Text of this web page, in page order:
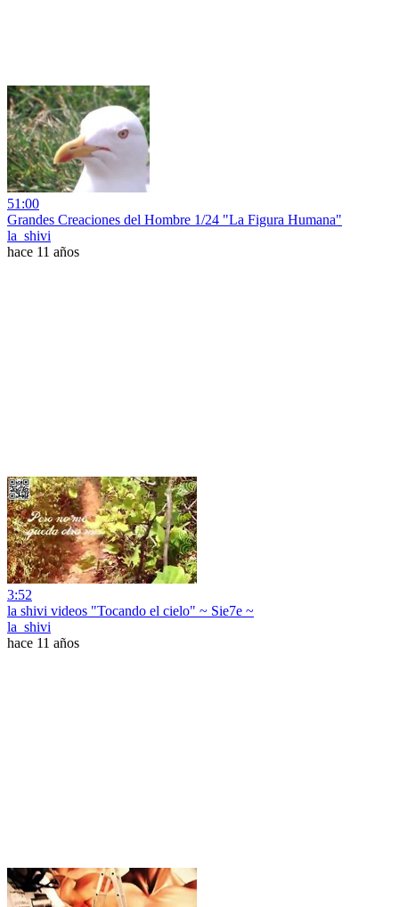
51:00
Grandes Creaciones del Hombre 1/24 "La Figura Humana"
la_shivi
hace 11 años
3:52
la shivi videos "Tocando el cielo" ~ Sie7e ~
la_shivi
hace 11 años